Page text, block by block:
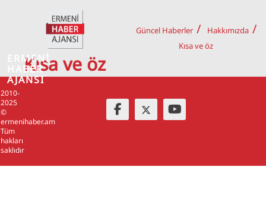
Kısa ve öz
Güncel Haberler
Hakkımızda
Kısa ve öz
2010-
2025
©
ermenihaber.am
Tüm
hakları
saklıdır
ERMENİ
HABER
AJANSI